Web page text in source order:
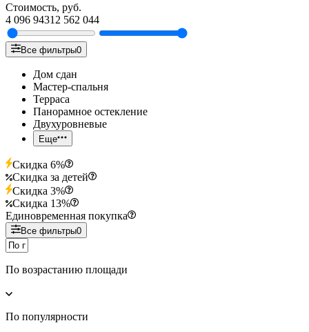
Стоимость, руб.
4 096 94312 562 044
Все фильтры0
Дом сдан
Мастер-спальня
Терраса
Панорамное остекление
Двухуровневые
Еще
Скидка 6%
Скидка за детей
Скидка 3%
Скидка 13%
Единовременная покупка
Все фильтры0
По возрастанию площади
По популярности